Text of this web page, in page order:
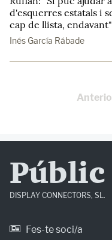
d'esquerres estatals i
cap de llista, endavant"
Inés García Rábade
Públic
DISPLAY CONNECTORS, SL.
Fes-te soci/a